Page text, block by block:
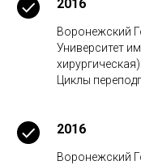
2016
Воронежский
Университет
хирургическая)
Циклы
2016
Воронежский